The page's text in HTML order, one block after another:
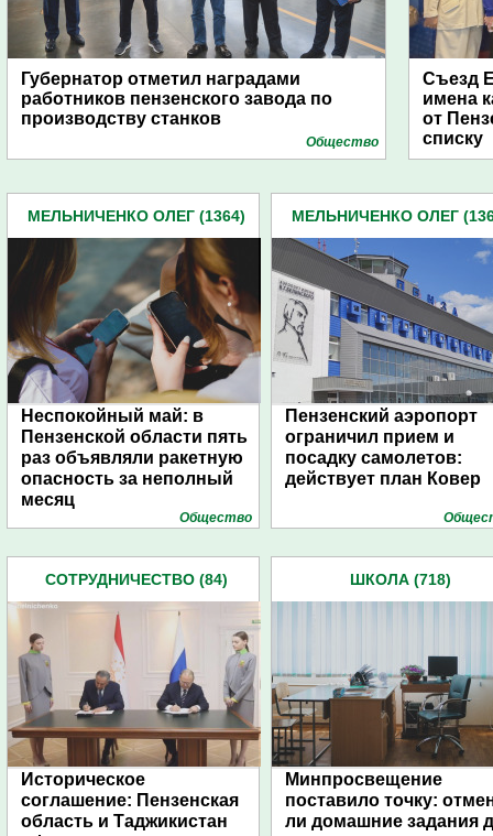
Губернатор отметил наградами
работников пензенского завода по
производству станков
Общество
Съезд
имена
от
списку
МЕЛЬНИЧЕНКО ОЛЕГ (1364)
Неспокойный май: в
Пензенской области пять
раз объявляли ракетную
опасность за неполный
месяц
Общество
МЕЛЬНИЧЕНКО ОЛЕГ
Пензенский аэропорт
ограничил прием и
посадку самолетов:
действует план Ковер
СОТРУДНИЧЕСТВО (84)
Историческое
соглашение: Пензенская
область и Таджикистан
ШКОЛА (718)
Минпросвещение
поставило точку:
ли домашние задания